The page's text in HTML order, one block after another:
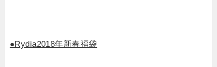
●Rydia2018年新春福袋